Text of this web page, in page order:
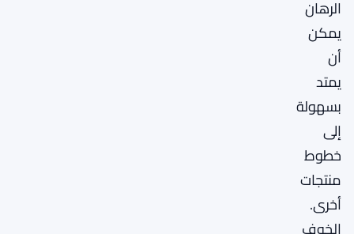
الرهان
يمكن
أن
يمتد
بسهولة
إلى
خطوط
منتجات
أخرى.
الخوف